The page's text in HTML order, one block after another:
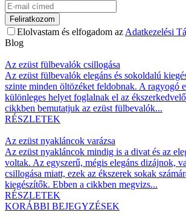
Feliratkozom
Elolvastam és elfogadom az Adatkezelési
Blog
Az ezüst fülbevalók csillogása
Az ezüst fülbevalók elegáns és sokoldalú
szinte minden öltözéket feldobnak. A ragyogó
különleges helyet foglalnak el az
cikkben bemutatjuk az ezüst fülbevalók...
RÉSZLETEK
Az ezüst nyakláncok varázsa
Az ezüst nyakláncok mindig is a divat és az
voltak. Az egyszerű, mégis elegáns dizájnok,
csillogása miatt, ezek az ékszerek sokak
kiegészítők. Ebben a cikkben megvizs...
RÉSZLETEK
KORÁBBI BEJEGYZÉSEK